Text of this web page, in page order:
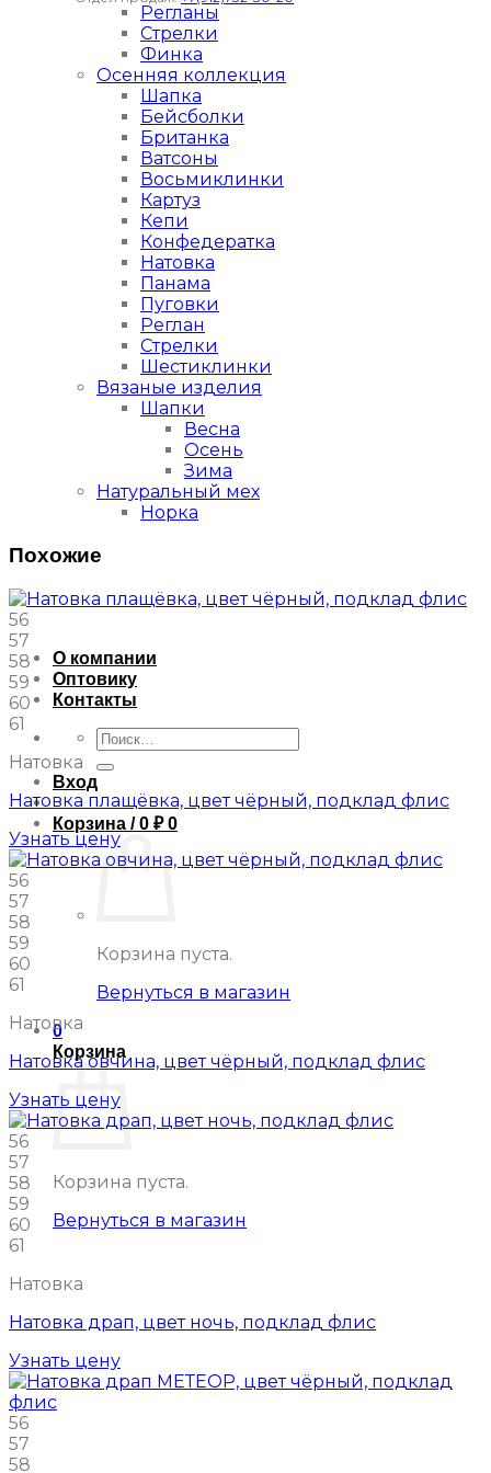
О компании
Оптовику
Контакты
Искать:
Вход
Корзина /0 ₽ 0
Корзина пуста.
Вернуться в магазин
0
Корзина
Корзина пуста.
Вернуться в магазин
Регланы
Стрелки
Финка
Осенняя коллекция
Шапка
Бейсболки
Британка
Ватсоны
Восьмиклинки
Картуз
Кепи
Конфедератка
Натовка
Панама
Пуговки
Реглан
Стрелки
Шестиклинки
Вязаные изделия
Шапки
Весна
Осень
Зима
Натуральный мех
Норка
Похожие
56
57
58
59
60
61
Натовка
Натовка плащёвка, цвет чёрный, подклад флис
Узнать цену
56
57
58
59
60
61
Натовка
Натовка овчина, цвет чёрный, подклад флис
Узнать цену
56
57
58
59
60
61
Натовка
Натовка драп, цвет ночь, подклад флис
Узнать цену
56
57
58